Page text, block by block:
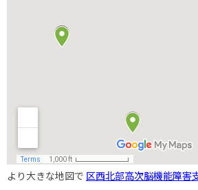
より大きな地図で 区西北部高次脳機能障害